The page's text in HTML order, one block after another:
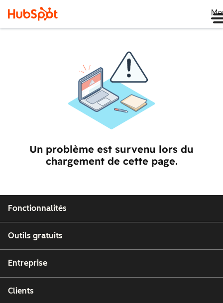
Un problème est survenu lors du
chargement de cette page.
Fonctionnalités
Outils gratuits
Entreprise
Clients